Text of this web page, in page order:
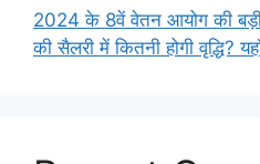
2024 के 8वें वेतन आयोग की बड़ी
की सैलरी में कितनी होगी वृद्धि?